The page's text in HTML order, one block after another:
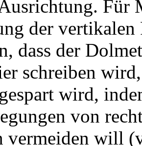
Für
der
dass der
schreiben
wird,
von
vermeiden will